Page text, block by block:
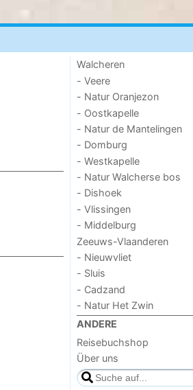
Walcheren
- Veere
- Natur Oranjezon
- Oostkapelle
- Natur de Mantelingen
- Domburg
- Westkapelle
- Natur Walcherse bos
- Dishoek
- Vlissingen
- Middelburg
Zeeuws-Vlaanderen
- Nieuwvliet
- Sluis
- Cadzand
- Natur Het Zwin
ANDERE
Reisebuchshop
Über uns